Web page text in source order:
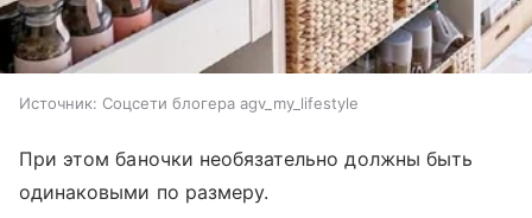
Источник: Соцсети блогера agv_my_lifestyle
При этом баночки необязательно должны быть
одинаковыми по размеру.